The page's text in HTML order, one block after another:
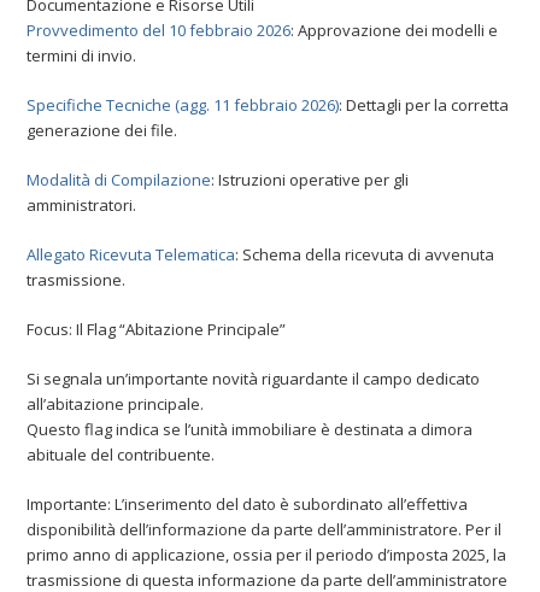
Documentazione e Risorse Utili
Provvedimento del 10 febbraio 2026: Approvazione dei modelli e
termini di invio.
Specifiche Tecniche (agg. 11 febbraio 2026): Dettagli per la corretta
generazione dei file.
Modalità di Compilazione: Istruzioni operative per gli
amministratori.
Allegato Ricevuta Telematica: Schema della ricevuta di avvenuta
trasmissione.
Focus: Il Flag “Abitazione Principale”
Si segnala un’importante novità riguardante il campo dedicato
all’abitazione principale.
Questo flag indica se l’unità immobiliare è destinata a dimora
abituale del contribuente.
Importante: L’inserimento del dato è subordinato all’effettiva
disponibilità dell’informazione da parte dell’amministratore. Per il
primo anno di applicazione, ossia per il periodo d’imposta 2025, la
trasmissione di questa informazione da parte dell’amministratore